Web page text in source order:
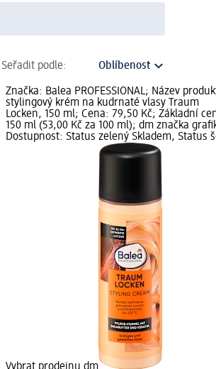
Seřadit podle:
Značka: Balea PROFESSIONAL; Název
stylingový krém na kudrnaté vlasy Traum
Locken, 150 ml; Cena: 79,50 Kč; Základní
150 ml (53,00 Kč za 100 ml); dm značka
Dostupnost: Status zelený Skladem, Status
Vybrat prodejnu dm